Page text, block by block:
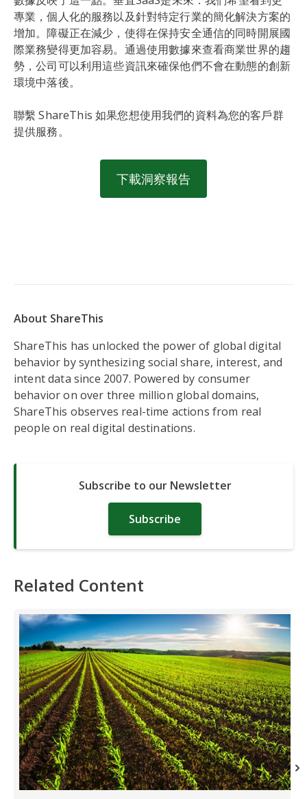
專業，個人化的服務以及針對特定行業的簡化解決方案的
增加。障礙正在減少，使得在保持安全通信的同時開展國
際業務變得更加容易。通過使用數據來查看商業世界的趨
勢，公司可以利用這些資訊來確保他們不會在動態的創新
環境中落後。
聯繫 ShareThis 如果您想使用我們的資料為您的客戶群
提供服務。
下載洞察報告
About ShareThis
ShareThis has unlocked the power of global digital
behavior by synthesizing social share, interest, and
intent data since 2007. Powered by consumer
behavior on over three million global domains,
ShareThis observes real-time actions from real
people on real digital destinations.
Subscribe to our Newsletter
Subscribe
Related Content